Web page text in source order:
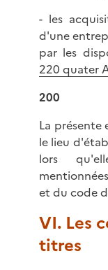
- les
d'une
par les
220 quater
200
La
le lieu
lors
et du code
VI. Les
titres